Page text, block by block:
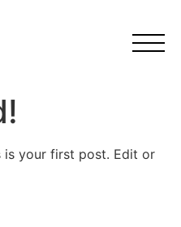
is your first post. Edit or